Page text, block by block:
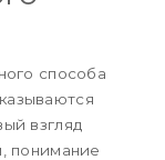
способа
взгляд
понимание